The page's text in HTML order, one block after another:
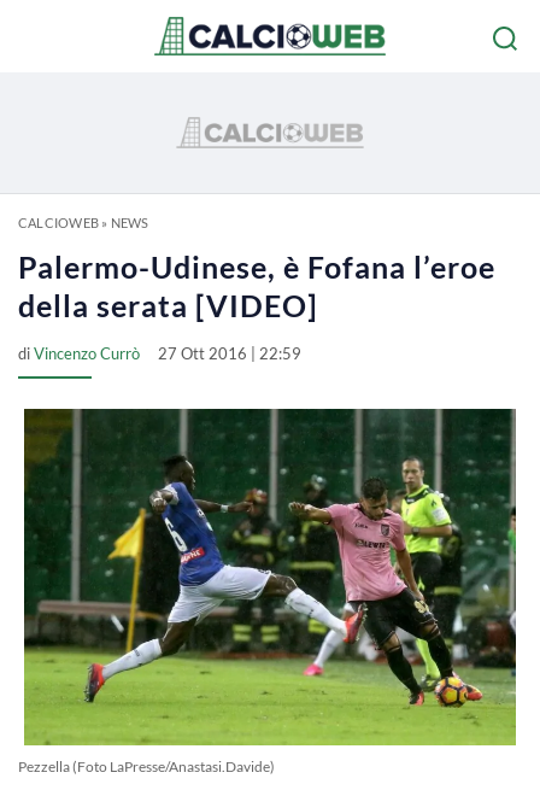
CALCIOWEB» NEWS
Palermo-Udinese, è Fofana l’eroe
della serata [VIDEO]
diVincenzo Currò 27 Ott 2016 | 22:59
Pezzella (Foto LaPresse/Anastasi.Davide)